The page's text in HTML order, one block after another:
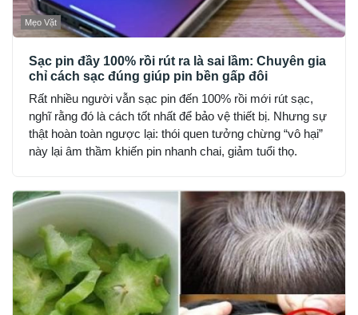
Mẹo Vặt
Sạc pin đầy 100% rồi rút ra là sai lầm: Chuyên gia
chỉ cách sạc đúng giúp pin bền gấp đôi
Rất nhiều người vẫn sạc pin đến 100% rồi mới rút sạc,
nghĩ rằng đó là cách tốt nhất để bảo vệ thiết bị. Nhưng sự
thật hoàn toàn ngược lại: thói quen tưởng chừng “vô hại”
này lại âm thầm khiến pin nhanh chai, giảm tuổi thọ.